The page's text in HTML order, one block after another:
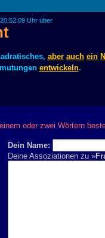
Uhr über
aber auch ein
entwickeln.
oder zwei Wörtern
Dein Name:
Deine Assoziationen zu »